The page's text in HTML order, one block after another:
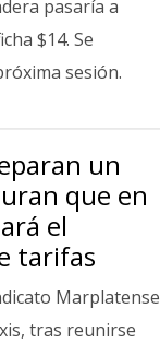
pasaría a
$14. Se
sesión.
un
que en
el
tarifas
Marplatense
tras reunirse